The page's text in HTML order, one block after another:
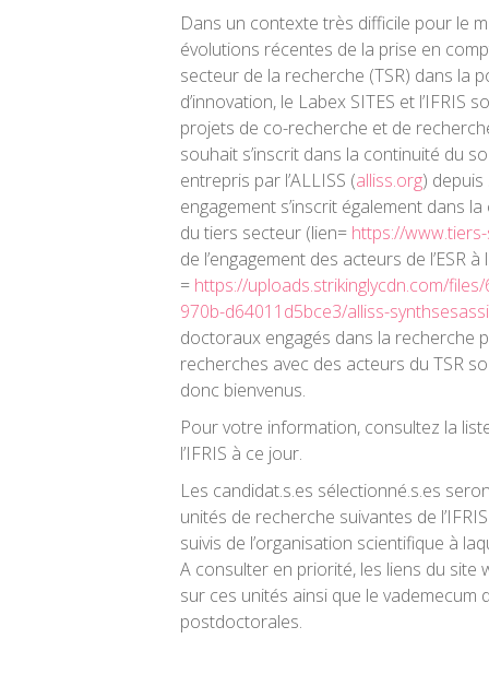
Dans un contexte très difficile pour le
évolutions récentes de la prise en
secteur de la recherche (TSR) dans la
d’innovation, le Labex SITES et l’IFRIS
projets de co-recherche et de
souhait s’inscrit dans la continuité du
entrepris par l’ALLISS (alliss.org)
engagement s’inscrit également dans
du tiers secteur (lien= https://
de l’engagement des acteurs de l’ESR
= https://uploads.strikinglycdn.com/
970b-d64011d5bce3/alliss-
doctoraux engagés dans la recherche
recherches avec des acteurs du TSR
donc bienvenus.
Pour votre information, consultez la
l’IFRIS à ce jour.
Les candidat.s.es sélectionné.s.es
unités de recherche suivantes de
suivis de l’organisation scientifique à
A consulter en priorité, les liens du site
sur ces unités ainsi que le vademecum
postdoctorales.